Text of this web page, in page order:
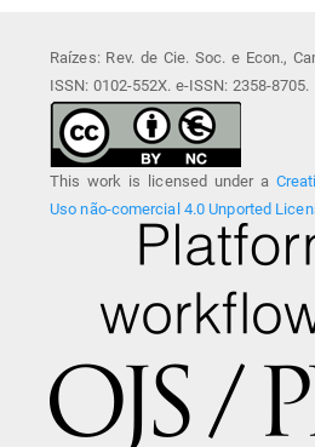
Raízes: Rev. de Cie. Soc. e Econ.,
ISSN: 0102-552X. e-ISSN: 2358-8705.
This work is licensed under a
Uso não-comercial 4.0 Unported